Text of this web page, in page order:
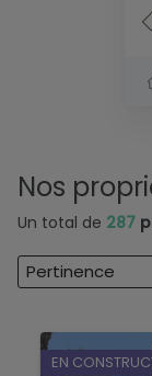
Nos
Un total de 287
Pertinence
EN